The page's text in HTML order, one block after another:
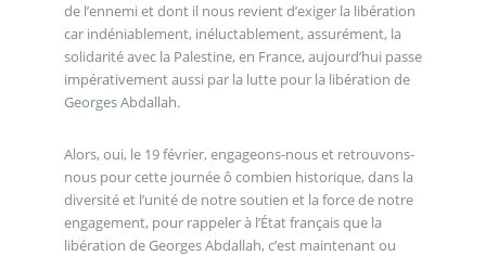
de l’ennemi et dont il nous revient d’exiger la libération
car indéniablement, inéluctablement, assurément, la
solidarité avec la Palestine, en France, aujourd’hui passe
impérativement aussi par la lutte pour la libération de
Georges Abdallah.
Alors, oui, le 19 février, engageons-nous et retrouvons-
nous pour cette journée ô combien historique, dans la
diversité et l’unité de notre soutien et la force de notre
engagement, pour rappeler à l’État français que la
libération de Georges Abdallah, c’est maintenant ou